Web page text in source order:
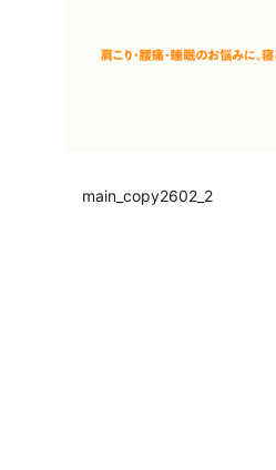
main_copy2602_2